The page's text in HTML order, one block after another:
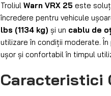
Troliul Warn VRX 25 este
încredere pentru vehicule
lbs (1134 kg) și un cablu de
utilizare în condiții moderate. În
ușor și confortabil în timpul
Caracteristici